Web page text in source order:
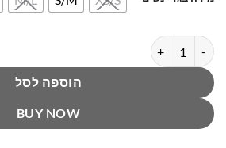
כמות של כפפות איכותיות מגע לסמארטפון
הוספה לסל
BUY NOW